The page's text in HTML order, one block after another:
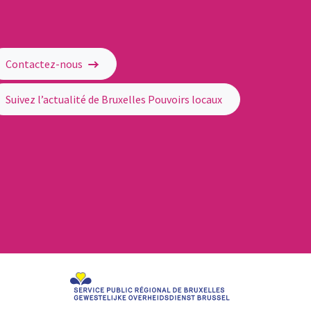
Contactez-nous
Suivez l’actualité de Bruxelles Pouvoirs locaux